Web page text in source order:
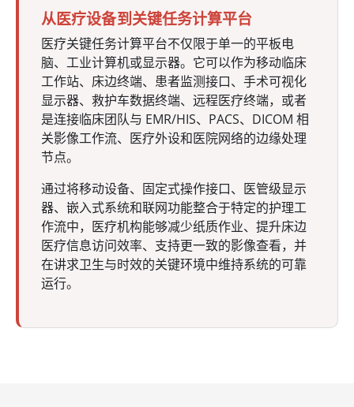
从医疗设备到关键任务计算平台
医疗关键任务计算平台不仅限于单一的平板电
脑、工业计算机或显示器。它可以作为移动临床
工作站、床边终端、患者监测接口、手术可视化
显示器、救护车数据终端、远程医疗终端，或者
是连接临床团队与 EMR/HIS、PACS、DICOM 相
关影像工作流、医疗外设和医院网络的边缘处理
节点。
通过将移动设备、固定式操作接口、医管级显示
器、嵌入式系统和联网功能整合于特定的护理工
作流中，医疗机构能够减少纸质作业、提升床边
医疗信息访问效率、支持更一致的影像查看，并
在讲求卫生与时效的关键环境中维持系统的可靠
运行。